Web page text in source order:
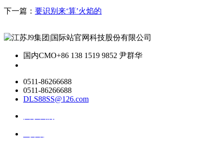
下一篇： 要识别来‘算’火焰的
国内CMO+86 138 1519 9852 尹群华
0511-86266688
0511-86266688
DLS88SS@126.com